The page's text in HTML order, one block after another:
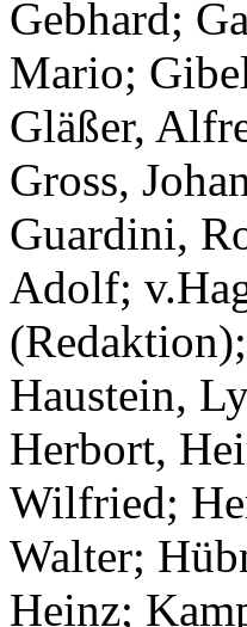
Gebhard;
Mario;
Gläßer,
Gross,
Guardini,
Adolf;
Haustein,
Herbort,
Wilfried;
Walter;
Heinz;